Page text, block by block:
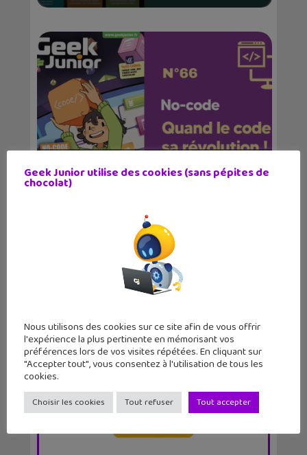
Le magazine Geek Junior sort son
numéro d’av...
Geek Junior utilise des cookies (sans pépites de
chocolat)
Nous utilisons des cookies sur ce site afin de vous offrir
l'expérience la plus pertinente en mémorisant vos
préférences lors de vos visites répétées. En cliquant sur
"Accepter tout", vous consentez à l'utilisation de tous les
cookies.
Choisir les cookies Tout refuser Tout accepter